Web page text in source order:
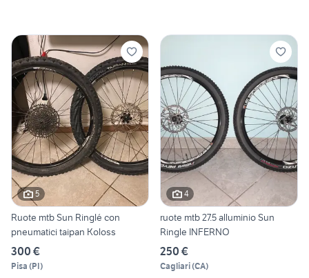
5
Ruote mtb Sun Ringlé con
pneumatici taipan Koloss
300 €
Pisa (PI)
4
ruote mtb 27.5 alluminio Sun
Ringle INFERNO
250 €
Cagliari(CA)